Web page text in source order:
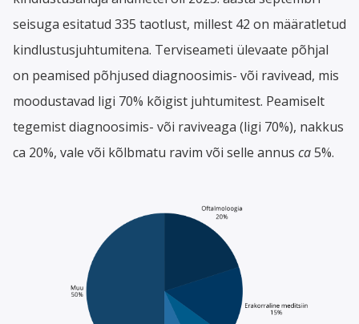
seisuga esitatud 335 taotlust, millest 42 on määratletud
kindlustusjuhtumitena. Terviseameti ülevaate põhjal
on peamised põhjused diagnoosimis- või ravivead, mis
moodustavad ligi 70% kõigist juhtumitest. Peamiselt
tegemist diagnoosimis- või raviveaga (ligi 70%), nakkus
ca 20%, vale või kõlbmatu ravim või selle annus ca5%.